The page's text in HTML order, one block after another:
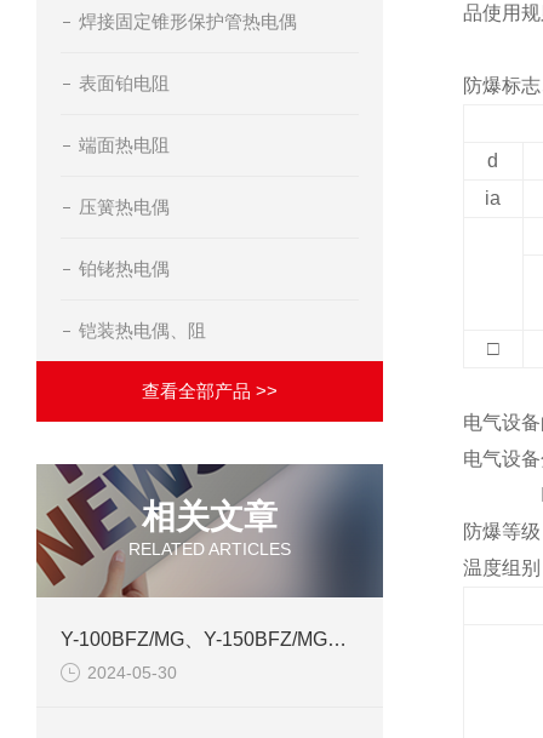
焊接固定锥形保护管热电偶
表面铂电阻
端面热电阻
压簧热电偶
铂铑热电偶
铠装热电偶、阻
查看全部产品 >>
相关文章
RELATED ARTICLES
Y-100BFZ/MG、Y-150BFZ/MG隔膜压力表产品介绍
2024-05-30
品使用
防爆标
d
ia
□
电气设
电气设
防爆等
温度组